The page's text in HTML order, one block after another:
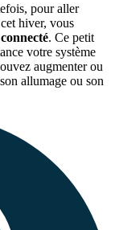
pour aller
cet hiver, vous
connecté. Ce petit
votre système
augmenter ou
son allumage ou son